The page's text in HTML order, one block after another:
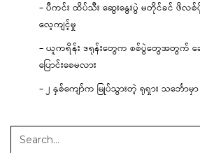
– ပီကင်း ထိပ်သီး ဆွေးနွေးပွဲ မတိုင်ခင် ဖိလ
လေ့ကျင့်မှု
– ယူကရိန်း ဒရုန်းတွေက စစ်ပွဲတွေအတွက်
ပြောင်းစေမလား
– ၂ နှစ်ကျော်က မြုပ်သွားတဲ့ ရုရှား သင်္ဘော